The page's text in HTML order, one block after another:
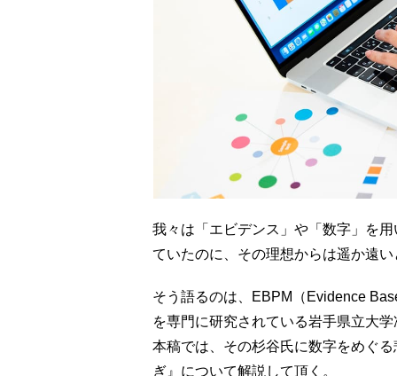
我々は「エビデンス」や「数字」を
ていたのに、その理想からは遥か遠
そう語るのは、EBPM（Evidence
を専門に研究されている岩手県立大
本稿では、その杉谷氏に数字をめぐ
ぎ』について解説して頂く。